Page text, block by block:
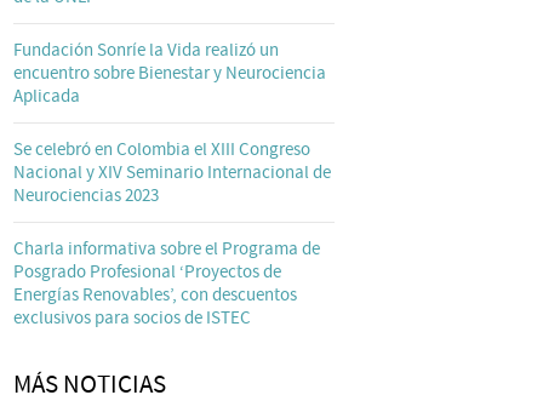
Fundación Sonríe la Vida realizó un
encuentro sobre Bienestar y Neurociencia
Aplicada
Se celebró en Colombia el XIII Congreso
Nacional y XIV Seminario Internacional de
Neurociencias 2023
Charla informativa sobre el Programa de
Posgrado Profesional ‘Proyectos de
Energías Renovables’, con descuentos
exclusivos para socios de ISTEC
MÁS NOTICIAS